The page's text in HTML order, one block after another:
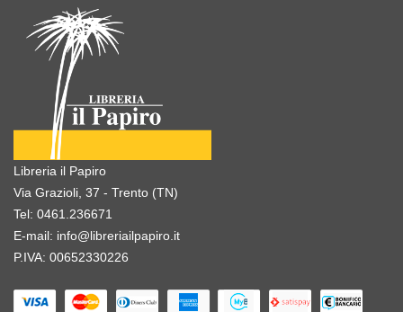
Libreria il Papiro
Via Grazioli, 37 - Trento (TN)
Tel: 0461.236671
E-mail: info@libreriailpapiro.it
P.IVA: 00652330226